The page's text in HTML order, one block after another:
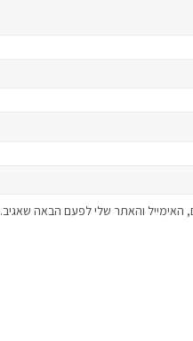
והאתר שלי לפעם הבאה שאגיב.